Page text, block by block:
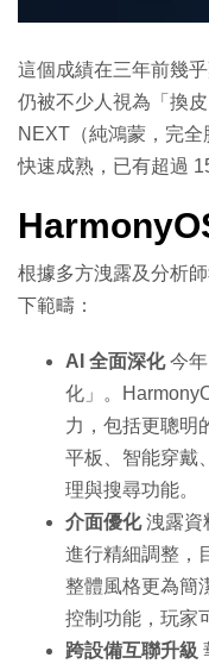
這個成績在三年前幾
仍被不少人視為「換
NEXT（純鴻蒙，完
快速成熟，已有超過
根據多方洩露及分析
下範疇：
AI 全面深化今年
化」。
力，包括更聰明
平板、智能穿戴
理與搜尋功能。
介面優化洩露資
進行精細調整，
整體風格更為簡
控制功能，玩家
跨設備互聯升級